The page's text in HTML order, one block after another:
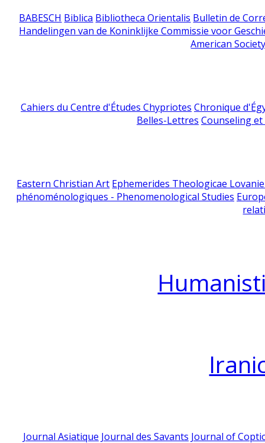
BABESCH Biblica Bibliotheca Orientalis Bulletin de
Handelingen van de Koninklijke Commissie voor
American
Cahiers du Centre d'Études Chypriotes Chronique
Belles-Lettres Counseling
Eastern Christian Art Ephemerides Theologicae
phénoménologiques - Phenomenological Studies
Journal Asiatique Journal des Savants Journal of